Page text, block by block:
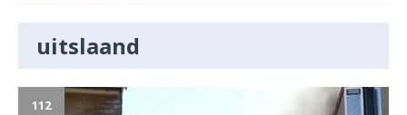
uitslaand
112